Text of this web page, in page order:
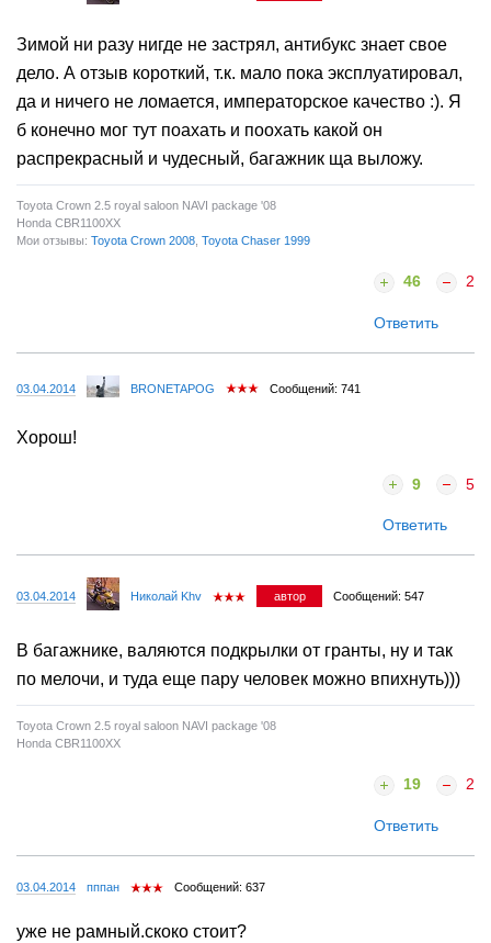
Зимой ни разу нигде не застрял, антибукс знает свое
дело. А отзыв короткий, т.к. мало пока эксплуатировал,
да и ничего не ломается, императорское качество :). Я
б конечно мог тут поахать и поохать какой он
распрекрасный и чудесный, багажник ща выложу.
Toyota Crown 2.5 royal saloon NAVI package '08
Honda CBR1100XX
Мои отзывы: Toyota Crown 2008 Toyota Chaser 1999
46 2
Ответить
03.04.2014 BRONETAPOG Сообщений: 741
Хорош!
9 5
Ответить
03.04.2014 Николай Khv автор Сообщений: 547
В багажнике, валяются подкрылки от гранты, ну и так
по мелочи, и туда еще пару человек можно впихнуть)))
Toyota Crown 2.5 royal saloon NAVI package '08
Honda CBR1100XX
19 2
Ответить
03.04.2014 пппан Сообщений: 637
уже не рамный.скоко стоит?